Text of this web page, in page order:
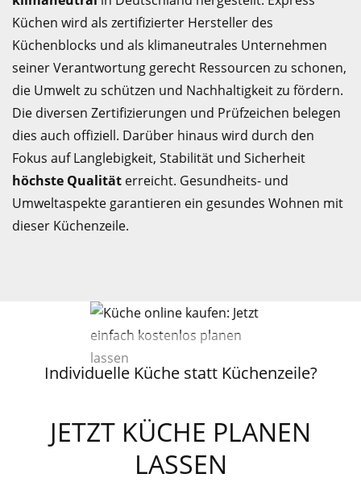
Küchen wird als zertifizierter Hersteller des
Küchenblocks und als klimaneutrales Unternehmen
seiner Verantwortung gerecht Ressourcen zu schonen,
die Umwelt zu schützen und Nachhaltigkeit zu fördern.
Die diversen Zertifizierungen und Prüfzeichen belegen
dies auch offiziell. Darüber hinaus wird durch den
Fokus auf Langlebigkeit, Stabilität und Sicherheit
höchste Qualität erreicht. Gesundheits- und
Umweltaspekte garantieren ein gesundes Wohnen mit
dieser Küchenzeile.
Individuelle Küche statt Küchenzeile?
JETZT KÜCHE PLANEN
LASSEN